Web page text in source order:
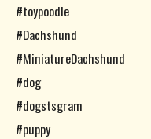
#toypoodle
#Dachshund
#MiniatureDachshund
#dog
#dogstsgram
#puppy